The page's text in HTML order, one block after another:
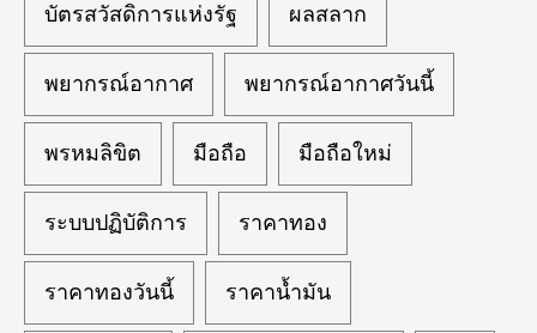
บัตรสวัสดิการแห่งรัฐ ผลสลาก
พยากรณ์อากาศ พยากรณ์อากาศวันนี้
พรหมลิขิต มือถือ มือถือใหม่
ระบบปฏิบัติการ ราคาทอง
ราคาทองวันนี้ ราคาน้ำมัน